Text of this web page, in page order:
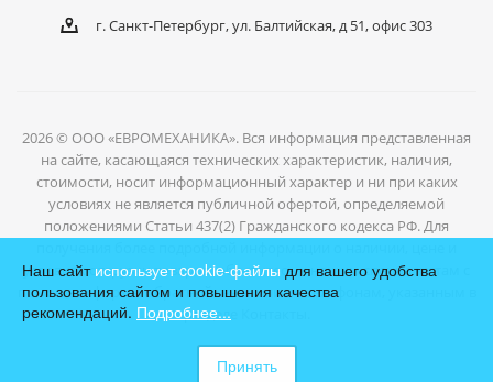
г. Санкт-Петербург, ул. Балтийская, д 51, офис 303
2026 © ООО «ЕВРОМЕХАНИКА». Вся информация представленная
на сайте, касающаяся технических характеристик, наличия,
стоимости, носит информационный характер и ни при каких
условиях не является публичной офертой, определяемой
положениями Статьи 437(2) Гражданского кодекса РФ. Для
условиях отгрузки товаров, обратитесь к нашим специалистам с
помощью формы обратной связи или по телефонам, указанным в
разделе Контакты.
Наш сайт использует cookie-файлы для вашего удобства
пользования сайтом и повышения качества
рекомендаций. Подробнее...
Принять